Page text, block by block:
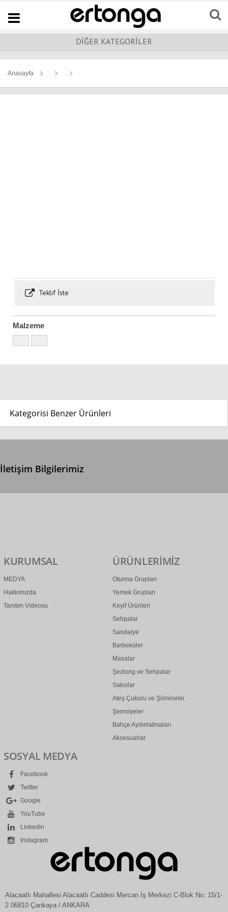
Navigation
DİĞER KATEGORİLER
Anasayfa
Teklif İste
Malzeme
Kategorisi Benzer Ürünleri
İletişim Bilgilerimiz
KURUMSAL
MEDYA
Hakkımızda
Tanıtım Videosu
ÜRÜNLERİMİZ
Oturma Grupları
Yemek Grupları
Keyif Ürünleri
Sehpalar
Sandalye
Barbeküler
Masalar
Şezlong ve Sehpalar
Saksılar
Ateş Çukuru ve Şömineler
Şemsiyeler
Bahçe Aydınlatmaları
Aksesuarlar
SOSYAL MEDYA
Facebook
Twitter
Google
YouTube
Linkedin
Instagram
Alacaatlı Mahallesi Alacaatlı Caddesi Mercan İş Merkezi C-Blok No: 15/1-
2 06810 Çankaya / ANKARA